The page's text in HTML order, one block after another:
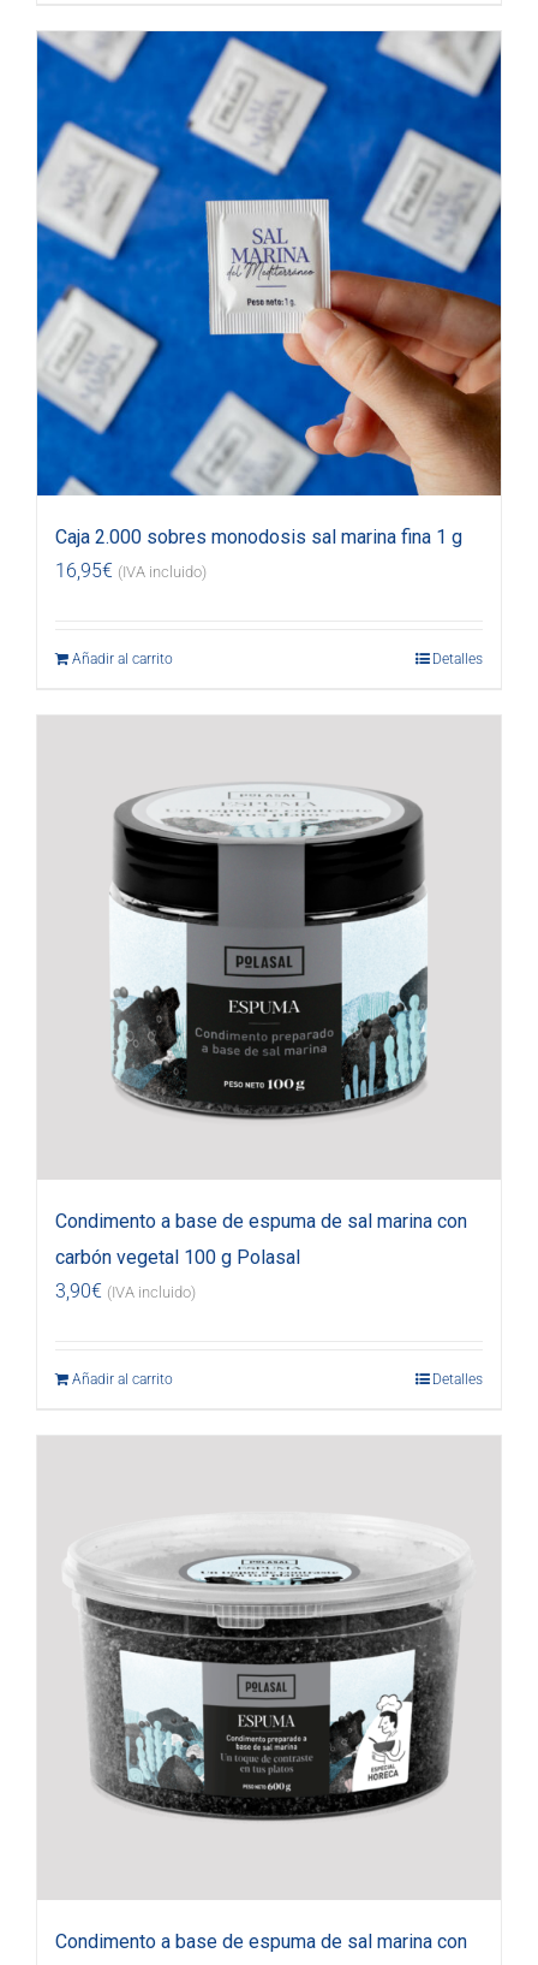
Caja 2.000 sobres monodosis sal marina fina 1 g
16,95€ (IVA incluido)
Añadir al carrito Detalles
Condimento a base de espuma de sal marina con
carbón vegetal 100 g Polasal
3,90€ (IVA incluido)
Añadir al carrito Detalles
Condimento a base de espuma de sal marina con